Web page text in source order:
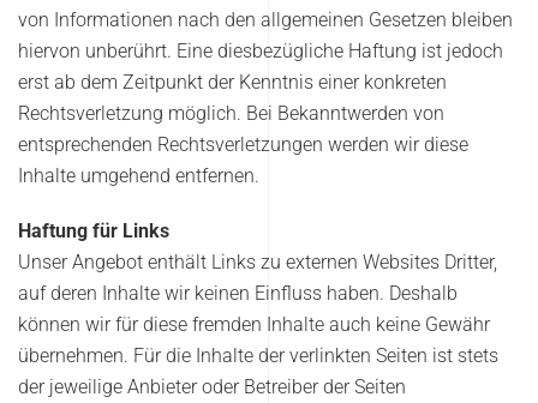
von Informationen nach den allgemeinen Gesetzen bleiben
hiervon unberührt. Eine diesbezügliche Haftung ist jedoch
erst ab dem Zeitpunkt der Kenntnis einer konkreten
Rechtsverletzung möglich. Bei Bekanntwerden von
entsprechenden Rechtsverletzungen werden wir diese
Inhalte umgehend entfernen.
Haftung für Links
Unser Angebot enthält Links zu externen Websites Dritter,
auf deren Inhalte wir keinen Einfluss haben. Deshalb
können wir für diese fremden Inhalte auch keine Gewähr
übernehmen. Für die Inhalte der verlinkten Seiten ist stets
der jeweilige Anbieter oder Betreiber der Seiten